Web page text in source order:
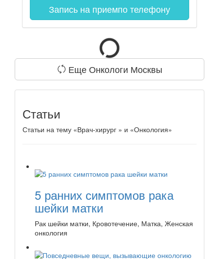
Запись на приемпо телефону
Еще Онкологи Москвы
Статьи
Статьи на тему «Врач-хирург » и «Онкология»
5 ранних симптомов рака
шейки матки
Рак шейки матки, Кровотечение, Матка, Женская
онкология